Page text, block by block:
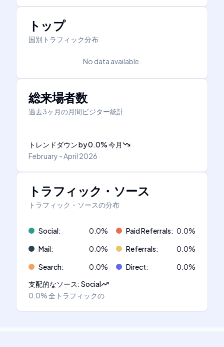
トップ
国別トラフィック分布
No data available.
総来場者数
過去3ヶ月の月間ビジター統計
トレンドダウンby0.0%今月
February - April 2026
トラフィック・ソース
トラフィック・ソースの分布
Social: 0.0% Paid Referrals: 0.0%
Mail: 0.0% Referrals: 0.0%
Search: 0.0% Direct: 0.0%
支配的なソース:Social
0.0%全トラフィックの